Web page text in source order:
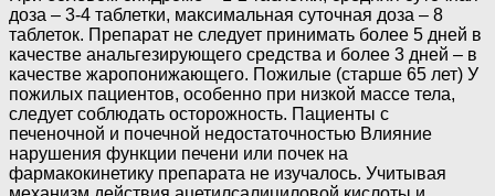
доза – 3-4 таблетки, максимальная суточная доза – 8
таблеток. Препарат не следует принимать более 5 дней в
качестве анальгезирующего средства и более 3 дней – в
качестве жаропонижающего. Пожилые (старше 65 лет) У
пожилых пациентов, особенно при низкой массе тела,
следует соблюдать осторожность. Пациенты с
печеночной и почечной недостаточностью Влияние
нарушения функции печени или почек на
фармакокинетику препарата не изучалось. Учитывая